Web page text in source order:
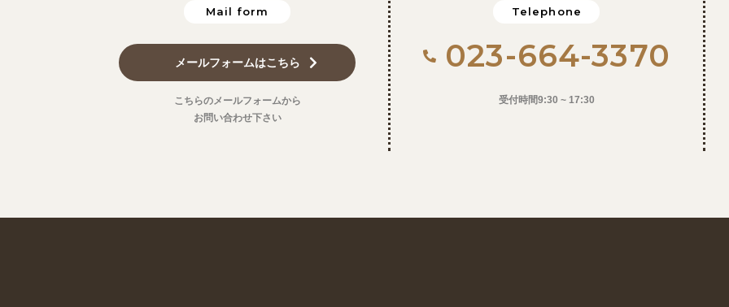
Mail form
メールフォームはこちら
こちらのメールフォームから
お問い合わせ下さい
Telephone
023-664-3370
受付時間9:30 ~ 17:30